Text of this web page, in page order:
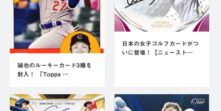
誠也のルーキーカード3種を
封入！ 「Topps …
日本の女子ゴルフカードがつ
いに登場！【ニュースト…